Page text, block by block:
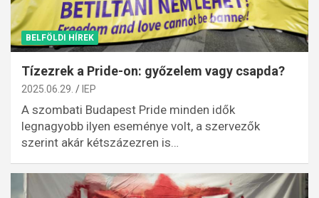
BELFÖLDI HÍREK
Tízezrek a Pride-on: győzelem vagy csapda?
2025.06.29. IEP
A szombati Budapest Pride minden idők
legnagyobb ilyen eseménye volt, a szervezők
szerint akár kétszázezren is…